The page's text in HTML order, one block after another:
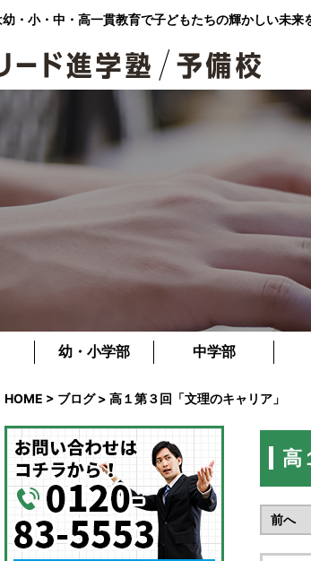
幼・小・中・高一貫教育で子どもたちの輝かしい未来
幼・小学部 中学部
HOME > ブログ> 高１第３回「文理のキャリア」
高
前へ